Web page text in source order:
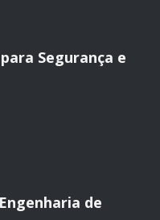
Segurança e
de